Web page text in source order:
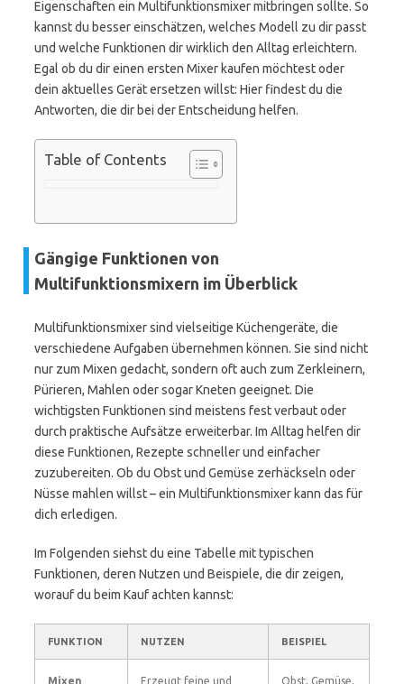
Eigenschaften ein Multifunktionsmixer mitbringen sollte. So
kannst du besser einschätzen, welches Modell zu dir passt
und welche Funktionen dir wirklich den Alltag erleichtern.
Egal ob du dir einen ersten Mixer kaufen möchtest oder
dein aktuelles Gerät ersetzen willst: Hier findest du die
Antworten, die dir bei der Entscheidung helfen.
Table of Contents
Gängige Funktionen von
Multifunktionsmixern im Überblick
Multifunktionsmixer sind vielseitige Küchengeräte, die
verschiedene Aufgaben übernehmen können. Sie sind nicht
nur zum Mixen gedacht, sondern oft auch zum Zerkleinern,
Pürieren, Mahlen oder sogar Kneten geeignet. Die
wichtigsten Funktionen sind meistens fest verbaut oder
durch praktische Aufsätze erweiterbar. Im Alltag helfen dir
diese Funktionen, Rezepte schneller und einfacher
zuzubereiten. Ob du Obst und Gemüse zerhäckseln oder
Nüsse mahlen willst – ein Multifunktionsmixer kann das für
dich erledigen.
Im Folgenden siehst du eine Tabelle mit typischen
Funktionen, deren Nutzen und Beispiele, die dir zeigen,
worauf du beim Kauf achten kannst:
FUNKTION NUTZEN BEISPIEL
Mixen
Erzeugt feine und
Obst, Gemüse,